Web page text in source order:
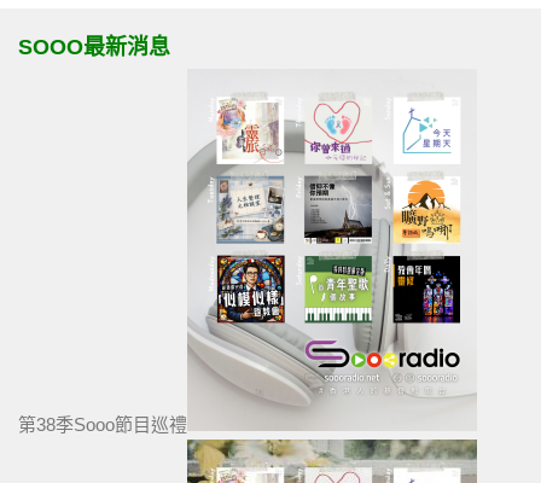
SOOO最新消息
第38季Sooo節目巡禮